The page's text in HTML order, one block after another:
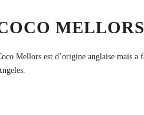
MELLORS
Mellors est d’origine anglaise mais